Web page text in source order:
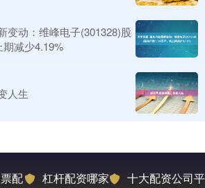
变动：维峰电子(301328)股
减少4.19%
人生
配
杠杆配资哪家
十大配资公司平